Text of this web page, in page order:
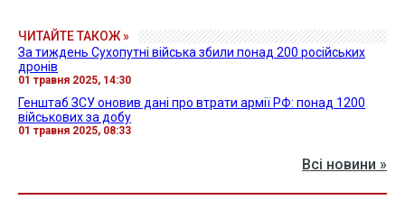
ЧИТАЙТЕ ТАКОЖ »
За тиждень Сухопутні війська збили понад 200 російських
дронів
01 травня 2025, 14:30
Генштаб ЗСУ оновив дані про втрати армії РФ: понад 1200
військових за добу
01 травня 2025, 08:33
Всі новини »